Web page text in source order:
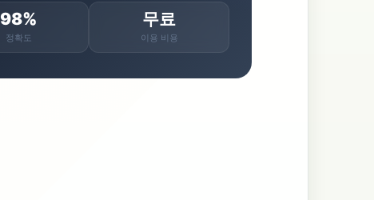
98%
정확도
무료
이용 비용